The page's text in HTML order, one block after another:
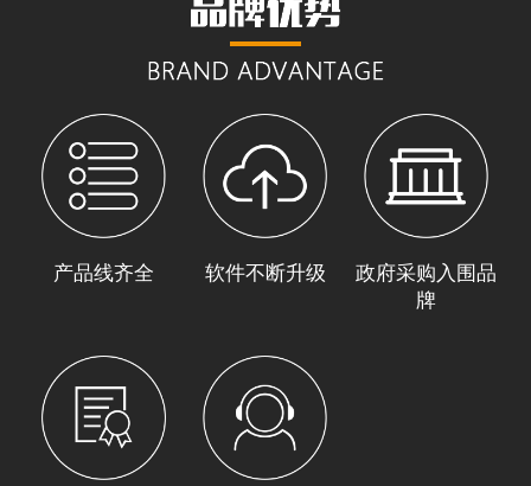
产品线齐全 软件不断升级
政府采购入围品
牌